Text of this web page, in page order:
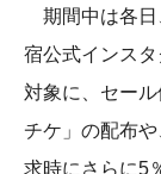
期間中は各日
宿公式インス
対象に、セー
チケ」の配布
求時にさらに5